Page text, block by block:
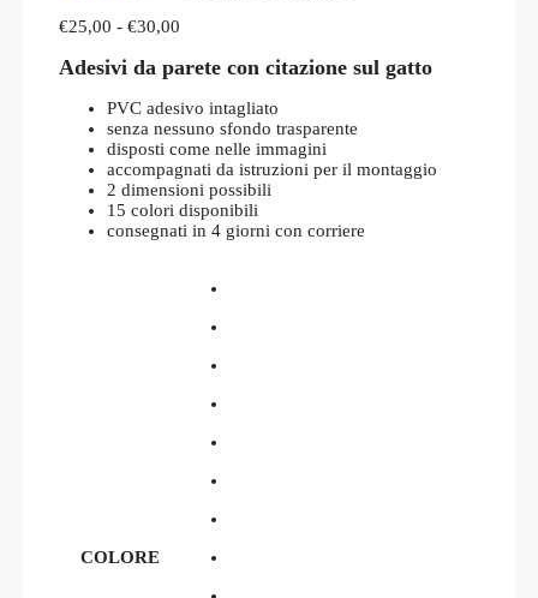
€25,00 - €30,00
prezzo:
€25,00
a
€30,00
Adesivi da parete con citazione sul gatto
PVC adesivo intagliato
senza nessuno sfondo trasparente
disposti come nelle immagini
accompagnati da istruzioni per il montaggio
2 dimensioni possibili
15 colori disponibili
consegnati in 4 giorni con corriere
COLORE